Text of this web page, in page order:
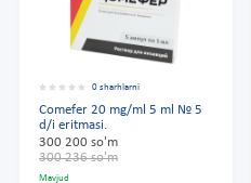
0 sharhlarni
Comefer 20 mg/ml 5 ml № 5
d/i eritmasi.
300 200 so'm
300 236 so'm
Mavjud